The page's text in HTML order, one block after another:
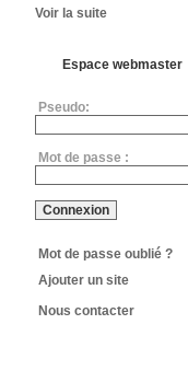
Voir la suite
Espace webmaster
Pseudo:
Mot de passe :
Mot de passe oublié ?
Ajouter un site
Nous contacter